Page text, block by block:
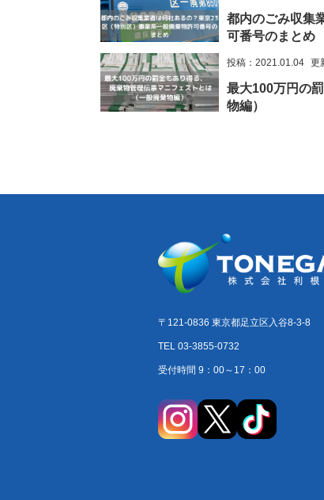
都内のごみ収集
可番号のまとめ
投稿：2021.01.04 更
最大100万円の
物編）
〒121-0836 東京都足立区入谷8-3-8
TEL 03-3855-0732
受付時間 9：00～17：00